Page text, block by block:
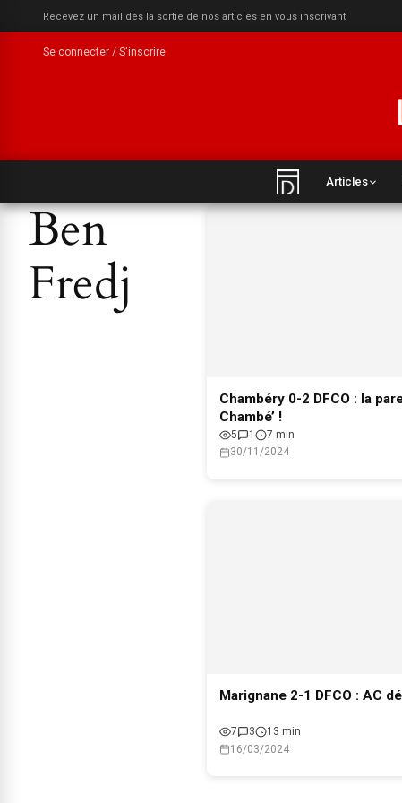
Recevez un mail dès la sortie de nos articles en vous inscrivant
Se connecter / S'inscrire
Articles
Ben
Fredj
Chambéry 0-2 DFCO : la
Chambé’ !
5 1
7 min
30/11/2024
Marignane 2-1 DFCO : AC
7 3
13 min
16/03/2024